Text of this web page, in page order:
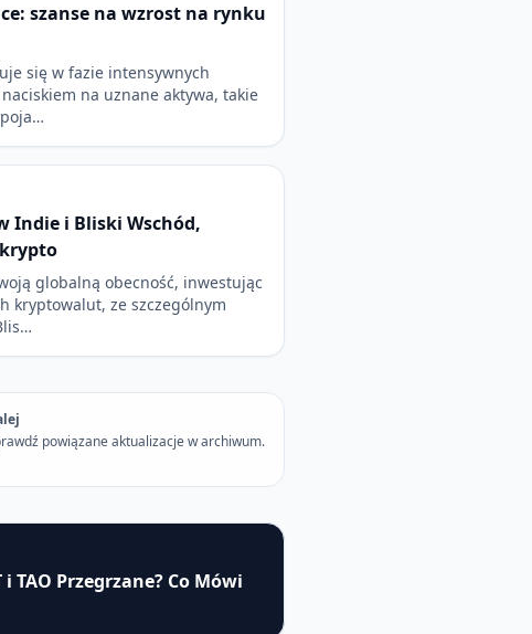
szanse na wzrost na rynku
się w fazie intensywnych
na uznane aktywa, takie
Indie i Bliski Wschód,
globalną obecność, inwestując
kryptowalut, ze szczególnym
powiązane aktualizacje w archiwum.
TAO Przegrzane? Co Mówi